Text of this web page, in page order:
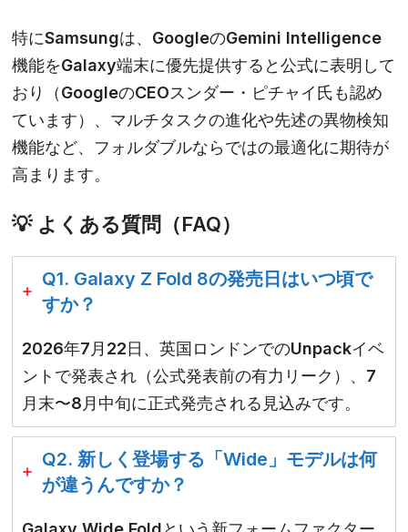
特にSamsungは、GoogleのGemini Intelligence
機能をGalaxy端末に優先提供すると公式に表明して
おり（GoogleのCEOスンダー・ピチャイ氏も認め
ています）、マルチタスクの進化や先述の異物検知
機能など、フォルダブルならではの最適化に期待が
高まります。
💡 よくある質問（FAQ）
Q1. Galaxy Z Fold 8の発売日はいつ頃で
すか？
2026年7月22日、英国ロンドンでのUnpackイベ
ントで発表され（公式発表前の有力リーク）、7
月末〜8月中旬に正式発売される見込みです。
Q2. 新しく登場する「Wide」モデルは何
が違うんですか？